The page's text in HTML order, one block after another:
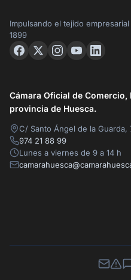
Impulsando el tejido
1899
Cámara Oficial de
provincia de Huesca.
C/ Santo Ángel de la Guarda,
974 21 88 99
Lunes a viernes de 9 a 14 h